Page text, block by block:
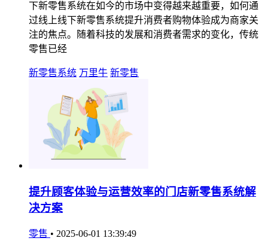
下新零售系统在如今的市场中变得越来越重要，如何通
过线上线下新零售系统提升消费者购物体验成为商家关
注的焦点。随着科技的发展和消费者需求的变化，传统
零售已经
新零售系统 万里牛 新零售
提升顾客体验与运营效率的门店新零售系统解
决方案
零售 • 2025-06-01 13:39:49